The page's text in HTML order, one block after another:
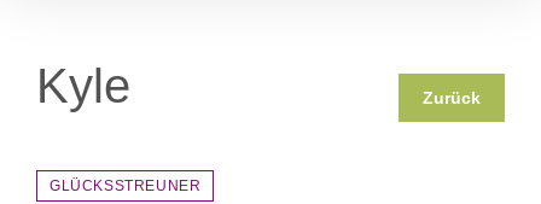
Kyle Zurück
GLÜCKSSTREUNER